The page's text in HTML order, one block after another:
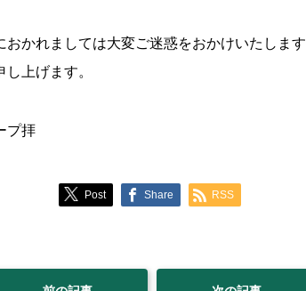
かれましては大変ご迷惑をおかけいたしま
上げます。
プ拝
Post Share RSS